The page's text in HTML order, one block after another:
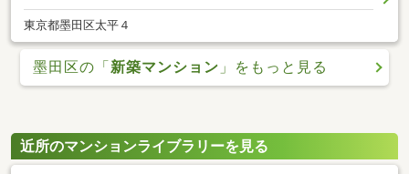
東京都墨田区太平４
墨田区の「 新築マンション 」をもっと見る
近所のマンションライブラリーを見る